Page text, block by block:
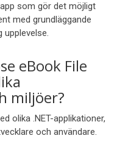
som gör det möjligt
med grundläggande
upplevelse.
eBook File
miljöer?
olika .NET-applikationer,
och användare.